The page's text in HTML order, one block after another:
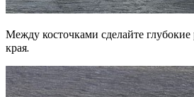
Между косточками сделайте глубокие
края.